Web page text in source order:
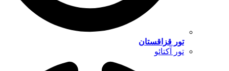
تور قزاقستان
تور آکتائو